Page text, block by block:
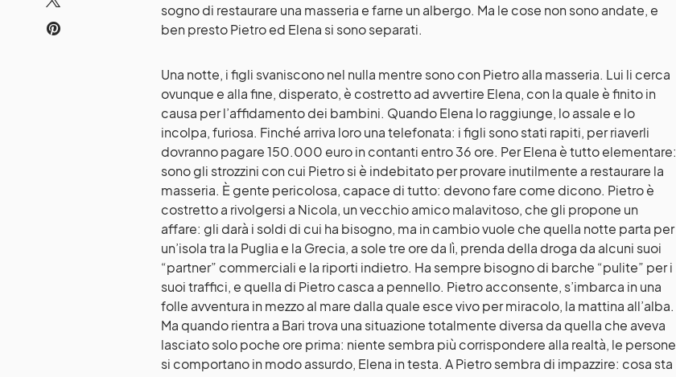
sogno di restaurare una masseria e farne un albergo. Ma le cose non sono andate, e
ben presto Pietro ed Elena si sono separati.
Una notte, i figli svaniscono nel nulla mentre sono con Pietro alla masseria. Lui li cerca
ovunque e alla fine, disperato, è costretto ad avvertire Elena, con la quale è finito in
causa per l’affidamento dei bambini. Quando Elena lo raggiunge, lo assale e lo
incolpa, furiosa. Finché arriva loro una telefonata: i figli sono stati rapiti, per riaverli
dovranno pagare 150.000 euro in contanti entro 36 ore. Per Elena è tutto elementare:
sono gli strozzini con cui Pietro si è indebitato per provare inutilmente a restaurare la
masseria. È gente pericolosa, capace di tutto: devono fare come dicono. Pietro è
costretto a rivolgersi a Nicola, un vecchio amico malavitoso, che gli propone un
affare: gli darà i soldi di cui ha bisogno, ma in cambio vuole che quella notte parta per
un’isola tra la Puglia e la Grecia, a sole tre ore da lì, prenda della droga da alcuni suoi
“partner” commerciali e la riporti indietro. Ha sempre bisogno di barche “pulite” per i
suoi traffici, e quella di Pietro casca a pennello. Pietro acconsente, s’imbarca in una
folle avventura in mezzo al mare dalla quale esce vivo per miracolo, la mattina all’alba.
Ma quando rientra a Bari trova una situazione totalmente diversa da quella che aveva
lasciato solo poche ore prima: niente sembra più corrispondere alla realtà, le persone
si comportano in modo assurdo, Elena in testa. A Pietro sembra di impazzire: cosa sta